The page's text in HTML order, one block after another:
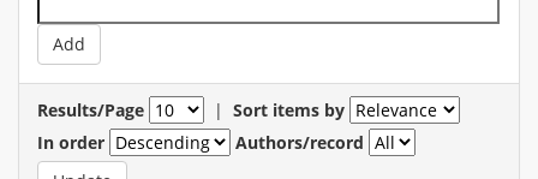
Results/Page | Sort items by
In order
Authors/record